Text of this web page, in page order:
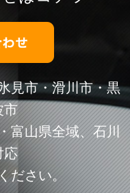
見市・滑川市・黒
市
富山県全域、石川
応
ださい。